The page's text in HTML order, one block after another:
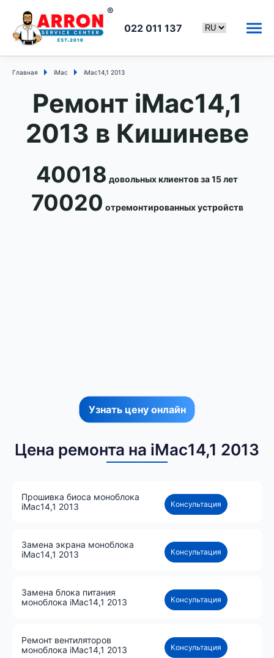
022 011 137
Главная iMac iMac14,1 2013
Ремонт iMac14,1
2013 в Кишиневе
40018 довольных клиентов за 15 лет
70020 отремонтированных устройств
Узнать цену онлайн
Цена ремонта на iMac14,1 2013
Прошивка биоса моноблока
iMac14,1 2013
Консультация
Замена экрана моноблока
iMac14,1 2013
Консультация
Замена блока питания
моноблока iMac14,1 2013
Консультация
Ремонт вентиляторов
моноблока iMac14,1 2013
Консультация